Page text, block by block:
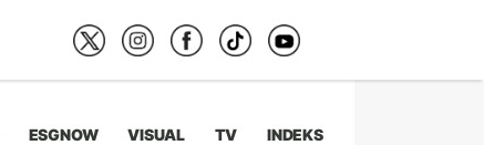
ESGNOW VISUAL TV INDEKS